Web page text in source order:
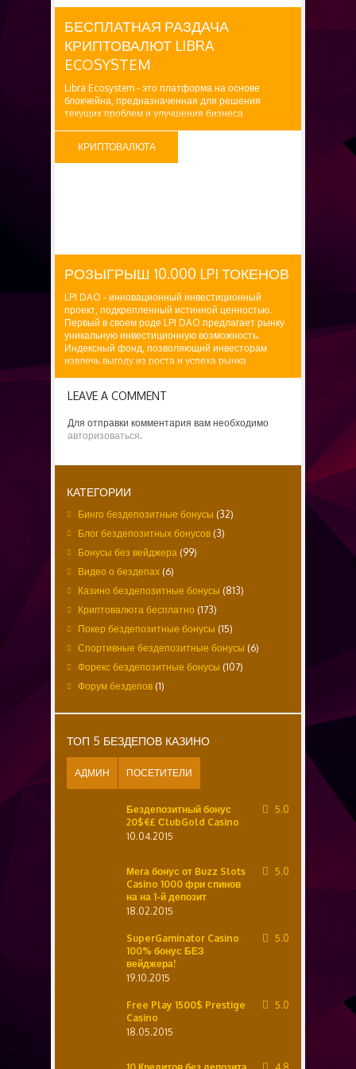
БЕСПЛАТНАЯ РАЗДАЧА
КРИПТОВАЛЮТ LIBRA
ECOSYSTEM
Libra Ecosystem - это платформа на основе
блокчейна, предназначенная для решения
текущих проблем и улучшения бизнеса
КРИПТОВАЛЮТА
РОЗЫГРЫШ 10.000 LPI ТОКЕНОВ
LPI DAO - инновационный инвестиционный
проект, подкрепленный истинной ценностью.
Первый в своем роде LPI DAO предлагает рынку
уникальную инвестиционную возможность.
Индексный фонд, позволяющий инвесторам
извлечь выгоду из роста и успеха рынка
LEAVE A COMMENT
Для отправки комментария вам необходимо
авторизоваться.
КАТЕГОРИИ
Бинго бездепозитные бонусы (32)
Блог бездепозитных бонусов (3)
Бонусы без вейджера (99)
Видео о бездепах (6)
Казино бездепозитные бонусы (813)
Криптовалюта бесплатно (173)
Покер бездепозитные бонусы (15)
Спортивные бездепозитные бонусы (6)
Форекс бездепозитные бонусы (107)
Форум бездепов (1)
ТОП 5 БЕЗДЕПОВ КАЗИНО
АДМИН ПОСЕТИТЕЛИ
Бездепозитный бонус
20$€£ СlubGold Casino
10.04.2015
5.0
Мега бонус от Buzz Slots
Casino 1000 фри спинов
на на 1-й депозит
18.02.2015
5.0
SuperGaminator Casino
100% бонус БЕЗ
вейджера!
19.10.2015
5.0
Free Play 1500$ Prestige
Casino
18.05.2015
5.0